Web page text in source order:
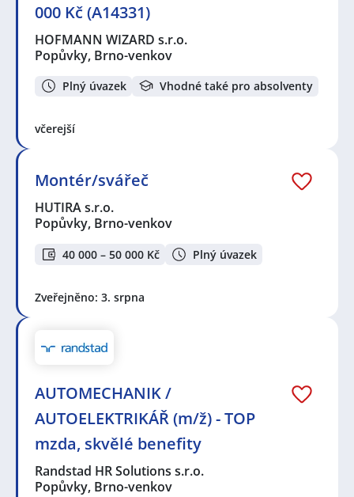
000 Kč (A14331)
HOFMANN WIZARD s.r.o.
Popůvky, Brno-venkov
Plný úvazek Vhodné také pro absolventy
včerejší
Montér/svářeč
HUTIRA s.r.o.
Popůvky, Brno-venkov
40 000 – 50 000 Kč Plný úvazek
Zveřejněno: 3. srpna
AUTOMECHANIK /
AUTOELEKTRIKÁŘ (m/ž) - TOP
mzda, skvělé benefity
Randstad HR Solutions s.r.o.
Popůvky, Brno-venkov